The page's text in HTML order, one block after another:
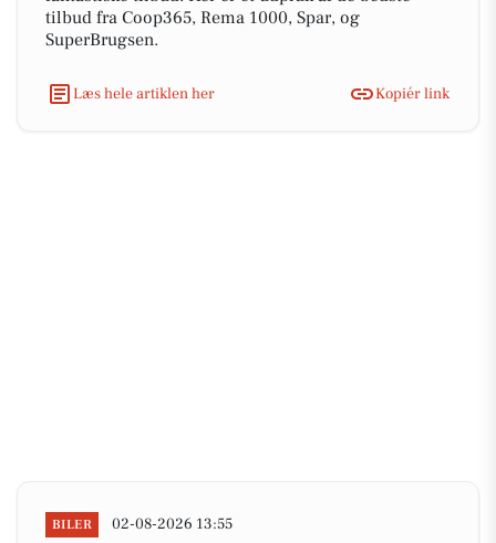
tilbud fra Coop365, Rema 1000, Spar, og
SuperBrugsen.
Læs hele artiklen her Kopiér link
BILER 02-08-2026 13:55